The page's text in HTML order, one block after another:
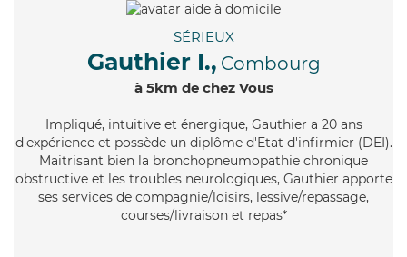
SÉRIEUX
Gauthier I., Combourg
à 5km de chez Vous
Impliqué, intuitive et énergique, Gauthier a 20 ans
d'expérience et possède un diplôme d'Etat d'infirmier (DEI).
Maitrisant bien la bronchopneumopathie chronique
obstructive et les troubles neurologiques, Gauthier apporte
ses services de compagnie/loisirs, lessive/repassage,
courses/livraison et repas*